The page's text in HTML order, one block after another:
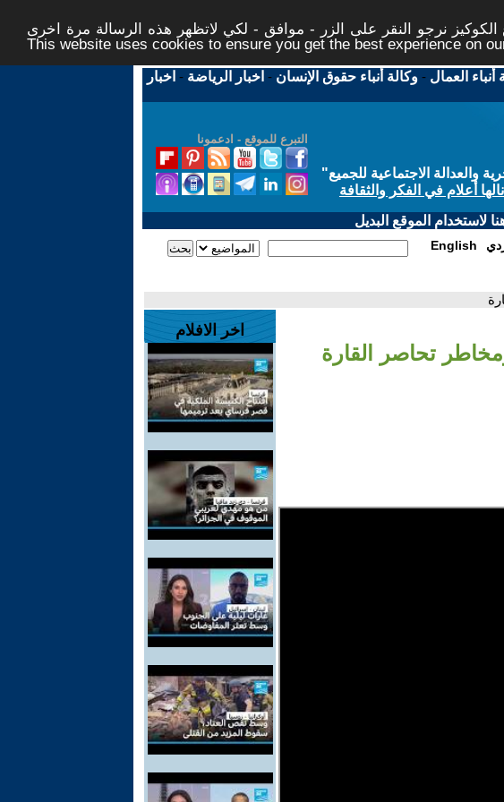
نرجو النقر على الزر - موافق - لكي لاتظهر هذه الرسالة مرة اخرى -
This website uses cookies to ensure you get the best experience on
أنباء العمال -وكالة أنباء حقوق الإنسان - اخبار الرياضة - اخبار
التبرع للموقع - ادعمونا
الاجتماعية للجميع"
أعلام في الفكر والثقافة
لاستخدام الموقع البديل
English
تحاصر القارة
اخر الافلام